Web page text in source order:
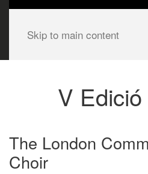
Skip to main content
V
The London
Choir